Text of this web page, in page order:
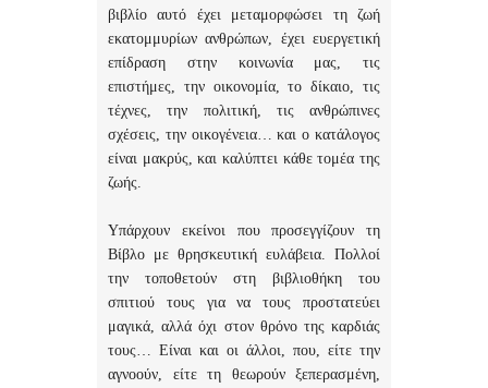
βιβλίο αυτό έχει μεταμορφώσει τη ζωή
εκατομμυρίων ανθρώπων, έχει ευεργετική
επίδραση στην κοινωνία μας, τις
επιστήμες, την οικονομία, το δίκαιο, τις
τέχνες, την πολιτική, τις ανθρώπινες
σχέσεις, την οικογένεια… και ο κατάλογος
είναι μακρύς, και καλύπτει κάθε τομέα της
ζωής.
Υπάρχουν εκείνοι που προσεγγίζουν τη
Βίβλο με θρησκευτική ευλάβεια. Πολλοί
την τοποθετούν στη βιβλιοθήκη του
σπιτιού τους για να τους προστατεύει
μαγικά, αλλά όχι στον θρόνο της καρδιάς
τους… Είναι και οι άλλοι, που, είτε την
αγνοούν, είτε τη θεωρούν ξεπερασμένη,